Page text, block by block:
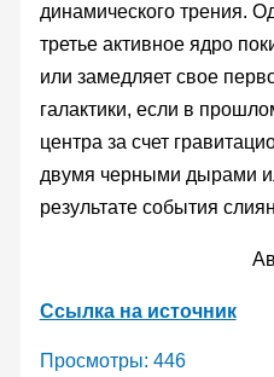
динамического трения.
третье активное ядро
или замедляет свое
галактики, если в
центра за счет
двумя черными дырами
результате события
Ссылка на источник
Просмотры: 446